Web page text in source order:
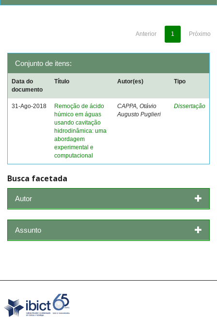
Anterior 1 Próximo
Conjunto de itens:
Data do
documento
Título Autor(es) Tipo
31-Ago-2018
Remoção de ácido
húmico em águas
usando cavitação
hidrodinâmica: uma
abordagem
experimental e
computacional
CAPPA, Otávio
Augusto Puglieri
Dissertação
Busca facetada
Autor
Assunto